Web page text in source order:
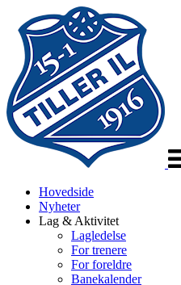
Hovedside
Nyheter
Lag & Aktivitet
Lagledelse
For trenere
For foreldre
Banekalender